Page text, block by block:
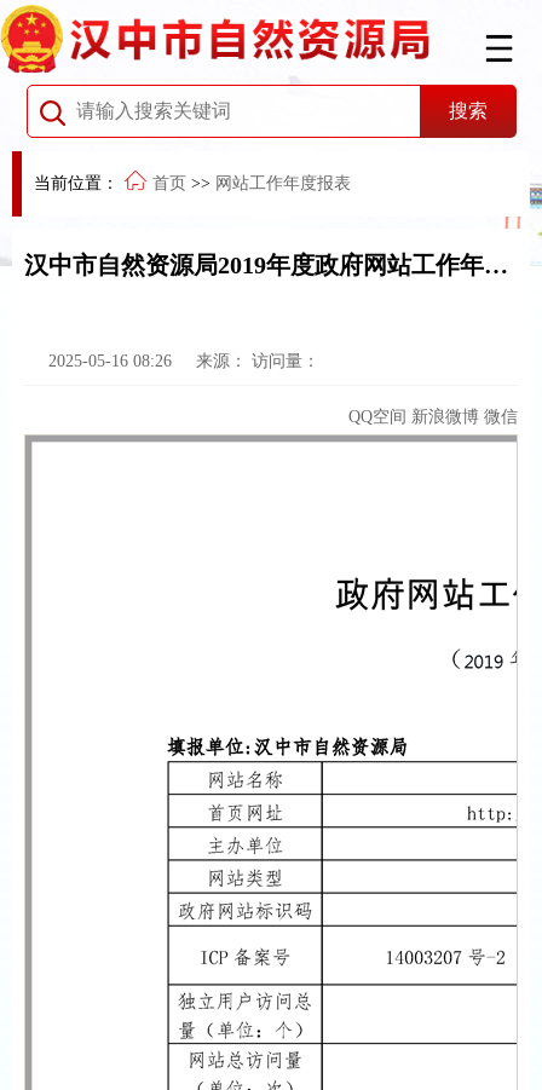
当前位置： 首页 >> 网站工作年度报表
汉中市自然资源局2019年度政府网站工作年度报告
2025-05-16 08:26 来源： 访问量：
QQ空间 新浪微博 微信